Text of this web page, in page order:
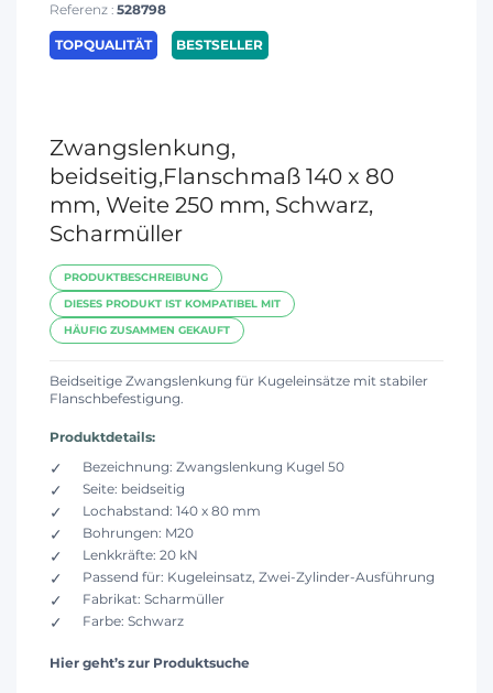
Referenz : 528798
TOPQUALITÄT BESTSELLER
Zwangslenkung,
beidseitig,Flanschmaß 140 x 80
mm, Weite 250 mm, Schwarz,
Scharmüller
PRODUKTBESCHREIBUNG
DIESES PRODUKT IST KOMPATIBEL MIT
HÄUFIG ZUSAMMEN GEKAUFT
Beidseitige Zwangslenkung für Kugeleinsätze mit stabiler
Flanschbefestigung.
Produktdetails:
Bezeichnung: Zwangslenkung Kugel 50
Seite: beidseitig
Lochabstand: 140 x 80 mm
Bohrungen: M20
Lenkkräfte: 20 kN
Passend für: Kugeleinsatz, Zwei-Zylinder-Ausführung
Fabrikat: Scharmüller
Farbe: Schwarz
Hier geht’s zur Produktsuche